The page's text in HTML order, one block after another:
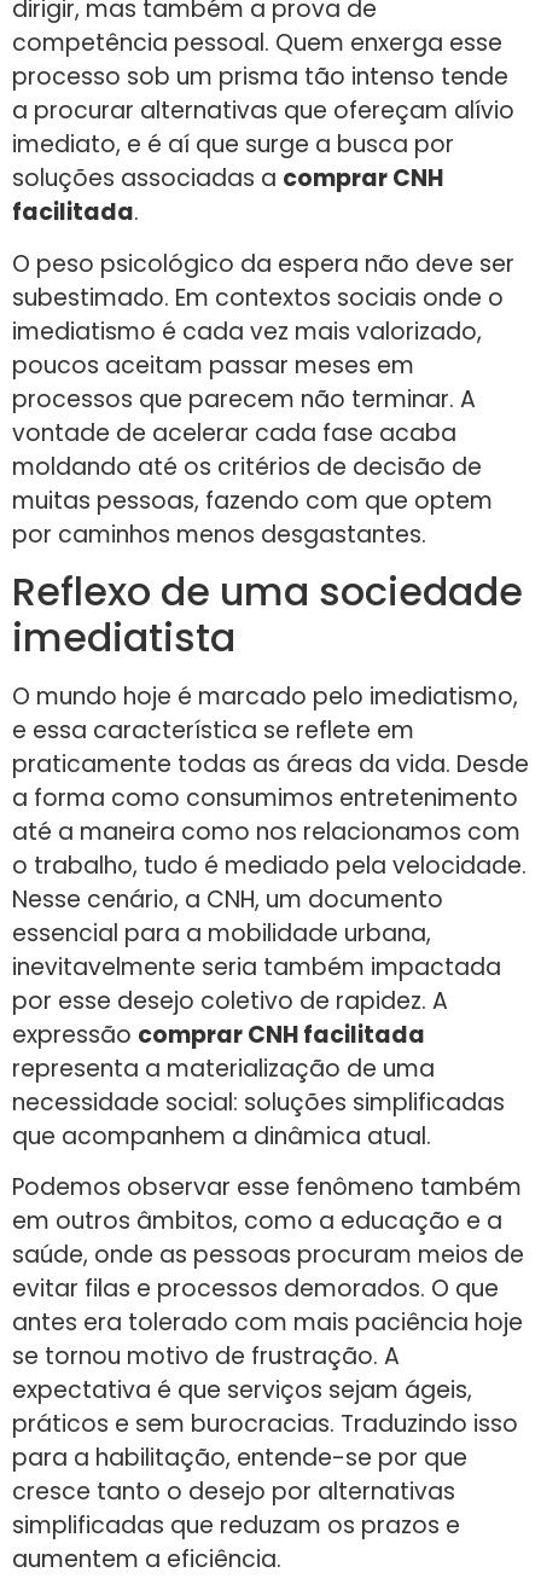
dirigir, mas também a prova de
competência pessoal. Quem enxerga esse
processo sob um prisma tão intenso tende
a procurar alternativas que ofereçam alívio
imediato, e é aí que surge a busca por
soluções associadas a comprar CNH
facilitada.
O peso psicológico da espera não deve ser
subestimado. Em contextos sociais onde o
imediatismo é cada vez mais valorizado,
poucos aceitam passar meses em
processos que parecem não terminar. A
vontade de acelerar cada fase acaba
moldando até os critérios de decisão de
muitas pessoas, fazendo com que optem
por caminhos menos desgastantes.
Reflexo de uma sociedade
imediatista
O mundo hoje é marcado pelo imediatismo,
e essa característica se reflete em
praticamente todas as áreas da vida. Desde
a forma como consumimos entretenimento
até a maneira como nos relacionamos com
o trabalho, tudo é mediado pela velocidade.
Nesse cenário, a CNH, um documento
essencial para a mobilidade urbana,
inevitavelmente seria também impactada
por esse desejo coletivo de rapidez. A
expressão comprar CNH facilitada
representa a materialização de uma
necessidade social: soluções simplificadas
que acompanhem a dinâmica atual.
Podemos observar esse fenômeno também
em outros âmbitos, como a educação e a
saúde, onde as pessoas procuram meios de
evitar filas e processos demorados. O que
antes era tolerado com mais paciência hoje
se tornou motivo de frustração. A
expectativa é que serviços sejam ágeis,
práticos e sem burocracias. Traduzindo isso
para a habilitação, entende-se por que
cresce tanto o desejo por alternativas
simplificadas que reduzam os prazos e
aumentem a eficiência.